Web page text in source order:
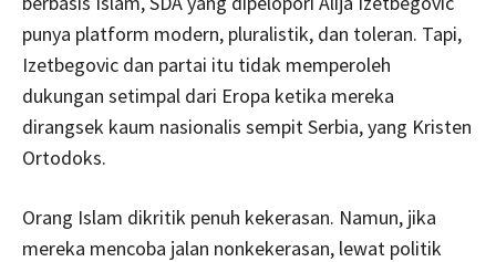
punya platform modern, pluralistik, dan toleran. Tapi,
Izetbegovic dan partai itu tidak memperoleh
dukungan setimpal dari Eropa ketika mereka
dirangsek kaum nasionalis sempit Serbia, yang Kristen
Ortodoks.
Orang Islam dikritik penuh kekerasan. Namun, jika
mereka mencoba jalan nonkekerasan, lewat politik